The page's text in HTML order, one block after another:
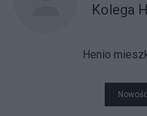
Kolega
Henio